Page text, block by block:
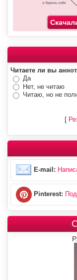
Читаете ли вы
Да
Нет, не читаю
Читаю, но не
[
E-mail:
Pinterest: